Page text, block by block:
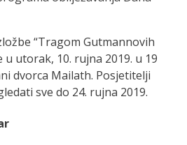
“Tragom Gutmannovih
u utorak, 10. rujna 2019. u 19
dvorca Mailath. Posjetitelji
sve do 24. rujna 2019.